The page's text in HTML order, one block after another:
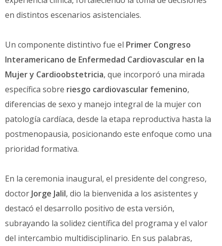
en distintos escenarios asistenciales.
Un componente distintivo fue el Primer Congreso
Interamericano de Enfermedad Cardiovascular en la
Mujer y Cardioobstetricia, que incorporó una mirada
específica sobre riesgo cardiovascular femenino,
diferencias de sexo y manejo integral de la mujer con
patología cardíaca, desde la etapa reproductiva hasta la
postmenopausia, posicionando este enfoque como una
prioridad formativa.
En la ceremonia inaugural, el presidente del congreso,
doctor Jorge Jalil, dio la bienvenida a los asistentes y
destacó el desarrollo positivo de esta versión,
subrayando la solidez científica del programa y el valor
del intercambio multidisciplinario. En sus palabras,